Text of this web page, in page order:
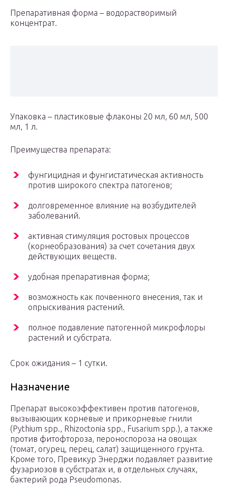
Препаративная форма – водорастворимый
концентрат.
Упаковка – пластиковые флаконы 20 мл, 60 мл, 500
мл, 1 л.
Преимущества препарата:
фунгицидная и фунгистатическая активность
против широкого спектра патогенов;
долговременное влияние на возбудителей
заболеваний.
активная стимуляция ростовых процессов
(корнеобразования) за счет сочетания двух
действующих веществ.
удобная препаративная форма;
возможность как почвенного внесения, так и
опрыскивания растений.
полное подавление патогенной микрофлоры
растений и субстрата.
Срок ожидания – 1 сутки.
Назначение
Препарат высокоэффективен против патогенов,
вызывающих корневые и прикорневые гнили
(Pythium spp., Rhizoctonia spp., Fusarium spp.), а также
против фитофтороза, пероноспороза на овощах
(томат, огурец, перец, салат) защищенного грунта.
Кроме того, Превикур Энерджи подавляет развитие
фузариозов в субстратах и, в отдельных случаях,
бактерий рода Pseudomonas.